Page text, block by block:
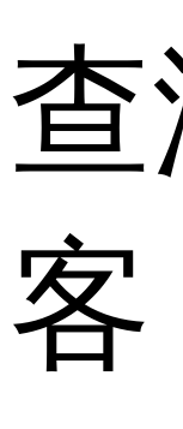
查